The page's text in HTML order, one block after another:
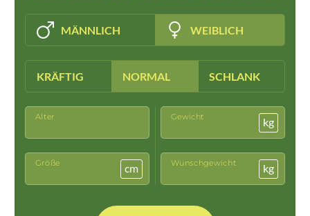
MÄNNLICH WEIBLICH
KRÄFTIG NORMAL SCHLANK
Alter
Größe cm
Gewicht kg
Wunschgewicht kg